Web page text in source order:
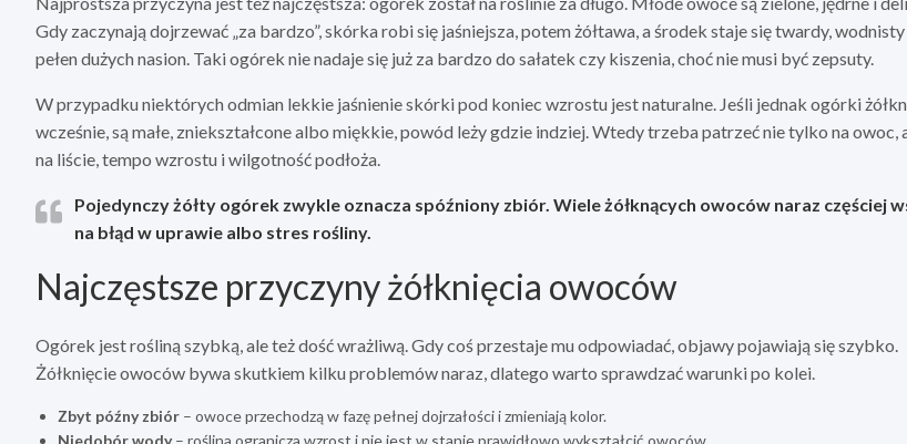
Gdy zaczynają dojrzewać „za bardzo”, skórka robi się jaśniejsza, potem żółtawa, a środek staje się twardy,
pełen dużych nasion. Taki ogórek nie nadaje się już za bardzo do sałatek czy kiszenia, choć nie musi być zepsuty.
W przypadku niektórych odmian lekkie jaśnienie skórki pod koniec wzrostu jest naturalne. Jeśli jednak ogórki
wcześnie, są małe, zniekształcone albo miękkie, powód leży gdzie indziej. Wtedy trzeba patrzeć nie tylko na owoc,
na liście, tempo wzrostu i wilgotność podłoża.
Pojedynczy żółty ogórek zwykle oznacza spóźniony zbiór. Wiele żółknących owoców naraz częściej
na błąd w uprawie albo stres rośliny.
Najczęstsze przyczyny żółknięcia owoców
Ogórek jest rośliną szybką, ale też dość wrażliwą. Gdy coś przestaje mu odpowiadać, objawy pojawiają się szybko.
Żółknięcie owoców bywa skutkiem kilku problemów naraz, dlatego warto sprawdzać warunki po kolei.
Zbyt późny zbiór – owoce przechodzą w fazę pełnej dojrzałości i zmieniają kolor.
Niedobór wody– roślina ogranicza wzrost i nie jest w stanie prawidłowo wykształcić owoców.